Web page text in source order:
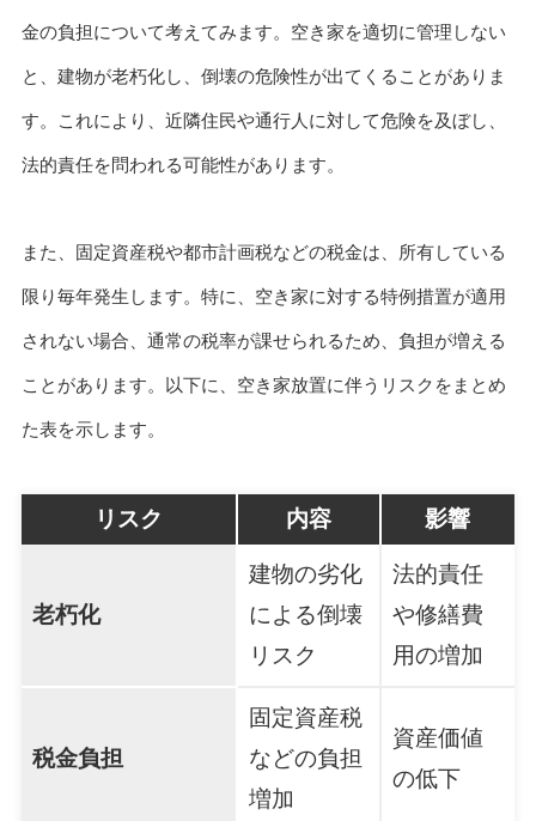
金の負担について考えてみます。空き家を適切に管理しない
と、建物が老朽化し、倒壊の危険性が出てくることがありま
す。これにより、近隣住民や通行人に対して危険を及ぼし、
法的責任を問われる可能性があります。
また、固定資産税や都市計画税などの税金は、所有している
限り毎年発生します。特に、空き家に対する特例措置が適用
されない場合、通常の税率が課せられるため、負担が増える
ことがあります。以下に、空き家放置に伴うリスクをまとめ
た表を示します。
リスク 内容 影響
老朽化
建物の劣化
による倒壊
リスク
法的責任
や修繕費
用の増加
税金負担
固定資産税
などの負担
増加
資産価値
の低下